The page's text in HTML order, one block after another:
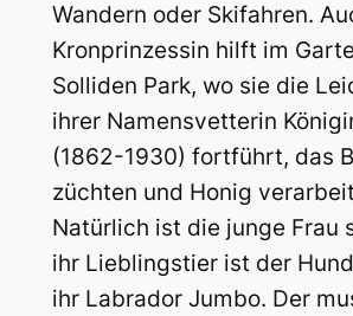
Wandern oder Skifahren.
Kronprinzessin hilft im
Solliden Park, wo sie die
ihrer Namensvetterin
(1862-1930) fortführt, das
züchten und Honig
Natürlich ist die junge Frau
ihr Lieblingstier ist der
ihr Labrador Jumbo. Der